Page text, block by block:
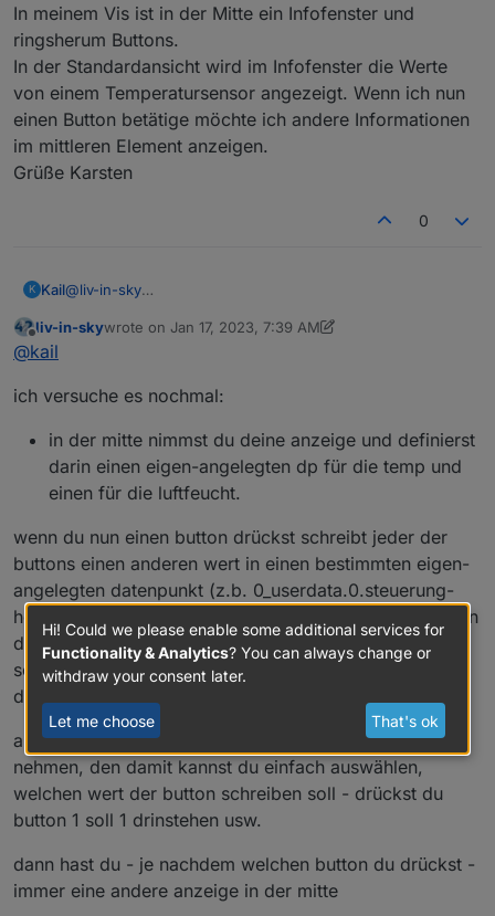
In meinem Vis ist in der Mitte ein Infofenster und
ringsherum Buttons.
In der Standardansicht wird im Infofenster die Werte
von einem Temperatursensor angezeigt. Wenn ich nun
einen Button betätige möchte ich andere Informationen
im mittleren Element anzeigen.
Grüße Karsten
0
K Kail@liv-in-sky
In meinem Vis ist in der Mitte ein Infofenster und
einem Temperatursensor angezeigt. Wenn ich nun einen
mittleren Element anzeigen.
Grüße Karsten
Offline
liv-in-skywrote on Jan 17, 2023, 7:39 AM
last edited by liv-in-skyJan 17, 2023, 8:44 AM
@kail
ich versuche es nochmal:
in der mitte nimmst du deine anzeige und definierst
darin einen eigen-angelegten dp für die temp und
einen für die luftfeucht.
wenn du nun einen button drückst schreibt jeder der
buttons einen anderen wert in einen bestimmten eigen-
angelegten datenpunkt (z.b. 0_userdata.0.steuerung-
heizung-vis). dann machst du dir ein bockly, das diesen
datenpunkt auswertet. wenn es zb. button 1 war
schreibst du deine aktuellen werte in die beiden
datenpunkte für temp und luftf.
als button widget könntest du wieder ein inventwo
nehmen, den damit kannst du einfach auswählen,
welchen wert der button schreiben soll - drückst du
button 1 soll 1 drinstehen usw.
dann hast du - je nachdem welchen button du drückst -
immer eine andere anzeige in der mitte
Hi! Could we please enable some additional services for
Functionality & Analytics? You can always change or
withdraw your consent later.
Let me choose That's ok